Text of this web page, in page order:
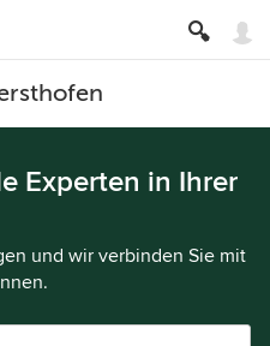
Experten in Ihrer
und wir verbinden Sie mit